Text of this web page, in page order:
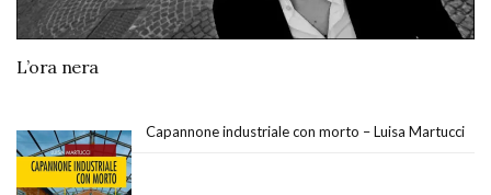
L’ora nera
Capannone industriale con morto – Luisa Martucci